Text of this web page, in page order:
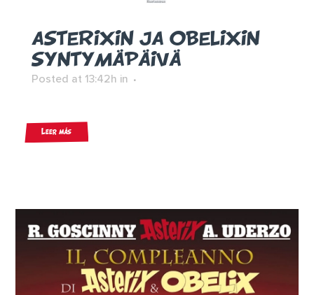
ASTERIXIN JA OBELIXIN
SYNTYMÄPÄIVÄ
Posted at 13:42h in
Leer más